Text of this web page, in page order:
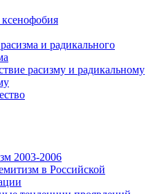
и радикального
расизму и радикальному
2003-2006
в Российской